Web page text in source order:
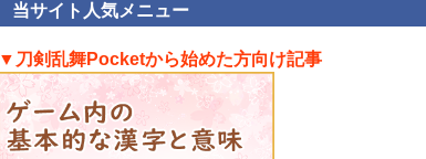
当サイト人気メニュー
▼刀剣乱舞Pocketから始めた方向け記事